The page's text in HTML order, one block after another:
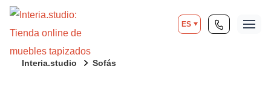
ES
Interia.studio Sofás